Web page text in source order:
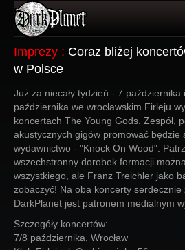
Użytkownicy
Wydarzenia
Galeria
Forum
Więcej
Login
Imprezy : Coraz bliżej
w Polsce
Już za niecały tydzień - 7 października
października we wrocławskim Firleju
koncertach The Young Gods. Zespół,
akustycznych gigów promować będzie
wydawnictwo - "Knock On Wood".
wszechstronny dorobek formacji
wszystkiego, ale Franz Treichler jako
zobaczyć! Na oba koncerty serdecznie
DarkPlanet jest patronem medialnym
Szczegóły koncertów:
7/8 października, Wrocław